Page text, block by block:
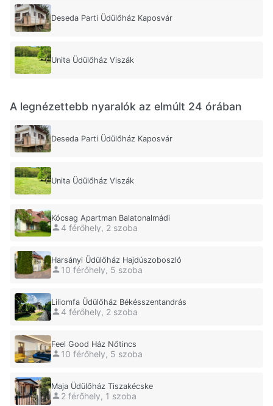
Deseda Parti Üdülőház Kaposvár
Unita Üdülőház Viszák
A legnézettebb nyaralók az elmúlt 24 órában
Deseda Parti Üdülőház Kaposvár
Unita Üdülőház Viszák
Kócsag Apartman Balatonalmádi
4 férőhely, 2 szoba
Harsányi Üdülőház Hajdúszoboszló
10 férőhely, 5 szoba
Liliomfa Üdülőház Békésszentandrás
4 férőhely, 2 szoba
Feel Good Ház Nőtincs
10 férőhely, 5 szoba
Maja Üdülőház Tiszakécske
2 férőhely, 1 szoba